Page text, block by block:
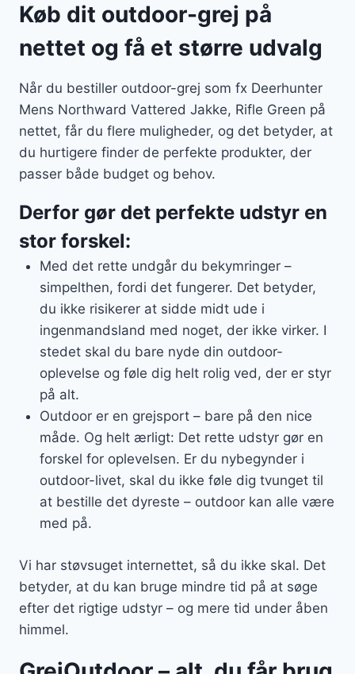
Køb dit outdoor-grej på
nettet og få et større udvalg
Når du bestiller outdoor-grej som fx Deerhunter
Mens Northward Vattered Jakke, Rifle Green på
nettet, får du flere muligheder, og det betyder, at
du hurtigere finder de perfekte produkter, der
passer både budget og behov.
Derfor gør det perfekte udstyr en
stor forskel:
Med det rette undgår du bekymringer –
simpelthen, fordi det fungerer. Det betyder,
du ikke risikerer at sidde midt ude i
ingenmandsland med noget, der ikke virker. I
stedet skal du bare nyde din outdoor-
oplevelse og føle dig helt rolig ved, der er styr
på alt.
Outdoor er en grejsport – bare på den nice
måde. Og helt ærligt: Det rette udstyr gør en
forskel for oplevelsen. Er du nybegynder i
outdoor-livet, skal du ikke føle dig tvunget til
at bestille det dyreste – outdoor kan alle være
med på.
Vi har støvsuget internettet, så du ikke skal. Det
betyder, at du kan bruge mindre tid på at søge
efter det rigtige udstyr – og mere tid under åben
himmel.